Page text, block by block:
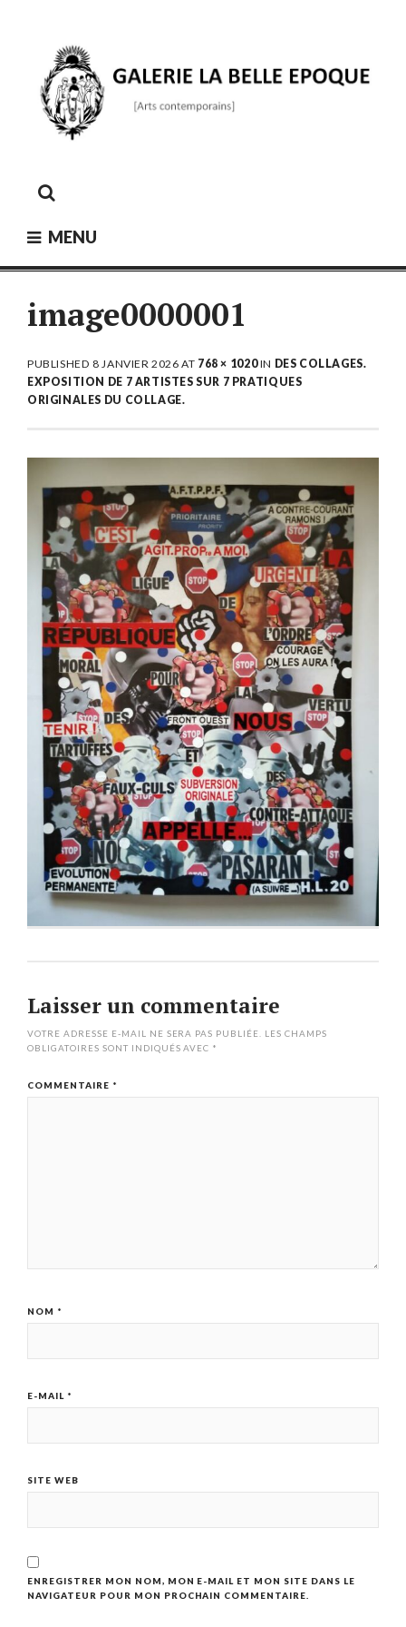
MENU
image0000001
PUBLISHED8 JANVIER 2026 AT 768 × 1020IN DES COLLAGES.
EXPOSITION DE 7 ARTISTES SUR 7 PRATIQUES
ORIGINALES DU COLLAGE.
Laisser un commentaire
VOTRE ADRESSE E-MAIL NE SERA PAS PUBLIÉE.
LES CHAMPS
OBLIGATOIRES SONT INDIQUÉS AVEC *
COMMENTAIRE *
NOM *
E-MAIL *
SITE WEB
ENREGISTRER MON NOM, MON E-MAIL ET MON SITE DANS LE
NAVIGATEUR POUR MON PROCHAIN COMMENTAIRE.